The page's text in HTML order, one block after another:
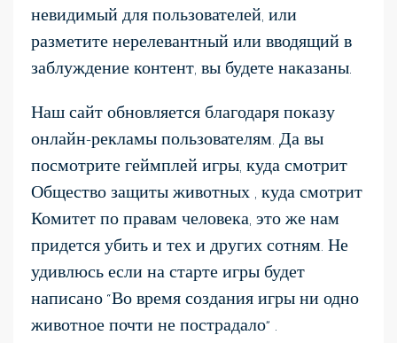
невидимый для пользователей, или
разметите нерелевантный или вводящий в
заблуждение контент, вы будете наказаны.
Наш сайт обновляется благодаря показу
онлайн-рекламы пользователям. Да вы
посмотрите геймплей игры, куда смотрит
Общество защиты животных , куда смотрит
Комитет по правам человека, это же нам
придется убить и тех и других сотням. Не
удивлюсь если на старте игры будет
написано “Во время создания игры ни одно
животное почти не пострадало” .